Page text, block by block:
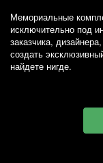
Мемориальные
исключительно под
заказчика,
создать
найдете нигде.